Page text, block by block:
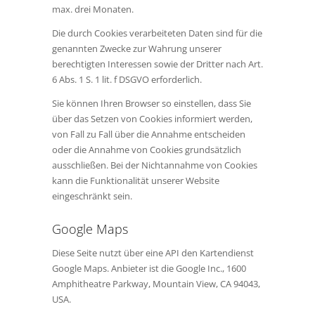
max. drei Monaten.
Die durch Cookies verarbeiteten Daten sind für die
genannten Zwecke zur Wahrung unserer
berechtigten Interessen sowie der Dritter nach Art.
6 Abs. 1 S. 1 lit. f DSGVO erforderlich.
Sie können Ihren Browser so einstellen, dass Sie
über das Setzen von Cookies informiert werden,
von Fall zu Fall über die Annahme entscheiden
oder die Annahme von Cookies grundsätzlich
ausschließen. Bei der Nichtannahme von Cookies
kann die Funktionalität unserer Website
eingeschränkt sein.
Google Maps
Diese Seite nutzt über eine API den Kartendienst
Google Maps. Anbieter ist die Google Inc., 1600
Amphitheatre Parkway, Mountain View, CA 94043,
USA.